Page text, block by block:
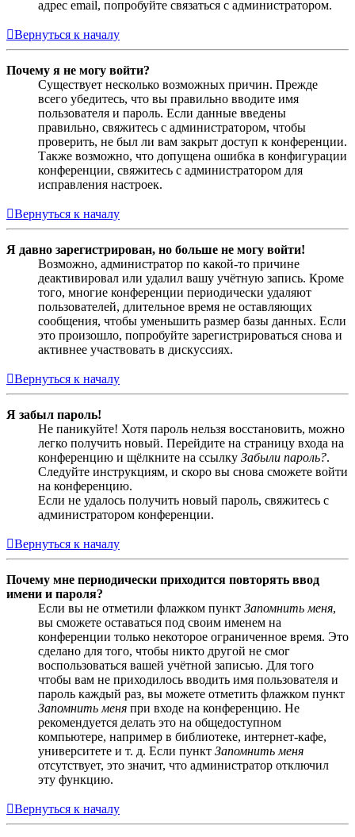
адрес email, попробуйте связаться с администратором.
Вернуться к началу
Почему я не могу войти?
Существует несколько возможных причин. Прежде
всего убедитесь, что вы правильно вводите имя
пользователя и пароль. Если данные введены
правильно, свяжитесь с администратором, чтобы
проверить, не был ли вам закрыт доступ к конференции.
Также возможно, что допущена ошибка в конфигурации
конференции, свяжитесь с администратором для
исправления настроек.
Вернуться к началу
Я давно зарегистрирован, но больше не могу войти!
Возможно, администратор по какой-то причине
деактивировал или удалил вашу учётную запись. Кроме
того, многие конференции периодически удаляют
пользователей, длительное время не оставляющих
сообщения, чтобы уменьшить размер базы данных. Если
это произошло, попробуйте зарегистрироваться снова и
активнее участвовать в дискуссиях.
Вернуться к началу
Я забыл пароль!
Не паникуйте! Хотя пароль нельзя восстановить, можно
легко получить новый. Перейдите на страницу входа на
конференцию и щёлкните на ссылку Забыли пароль?.
Следуйте инструкциям, и скоро вы снова сможете войти
на конференцию.
Если не удалось получить новый пароль, свяжитесь с
администратором конференции.
Вернуться к началу
Почему мне периодически приходится повторять ввод
имени и пароля?
Если вы не отметили флажком пункт Запомнить меня,
вы сможете оставаться под своим именем на
конференции только некоторое ограниченное время. Это
сделано для того, чтобы никто другой не смог
воспользоваться вашей учётной записью. Для того
чтобы вам не приходилось вводить имя пользователя и
пароль каждый раз, вы можете отметить флажком пункт
Запомнить меня при входе на конференцию. Не
рекомендуется делать это на общедоступном
компьютере, например в библиотеке, интернет-кафе,
университете и т. д. Если пункт Запомнить меня
отсутствует, это значит, что администратор отключил
эту функцию.
Вернуться к началу